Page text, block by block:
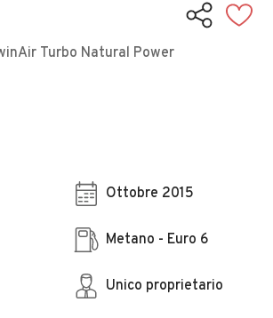
Turbo Natural Power
Ottobre 2015
Metano - Euro 6
Unico proprietario